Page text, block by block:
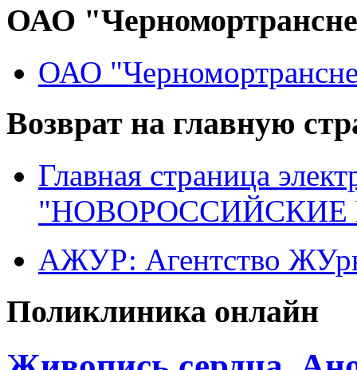
ОАО
ОАО
Возврат на главную
Главная страница
"НОВОРОССИЙСКИЕ
АЖУР: Агентство
Поликлиника онлайн